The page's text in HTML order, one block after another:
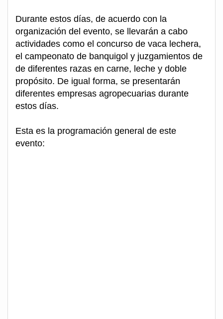
Durante estos días, de acuerdo con la
organización del evento, se llevarán a cabo
actividades como el concurso de vaca lechera,
el campeonato de banquigol y juzgamientos de
de diferentes razas en carne, leche y doble
propósito. De igual forma, se presentarán
diferentes empresas agropecuarias durante
estos días.
Esta es la programación general de este
evento: